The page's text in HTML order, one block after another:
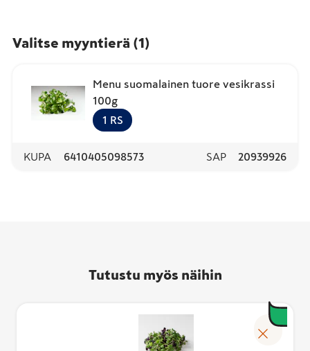
Valitse myyntierä (1)
Menu suomalainen tuore vesikrassi
100g
1 RS
KUPA 6410405098573 SAP 20939926
Tutustu myös näihin